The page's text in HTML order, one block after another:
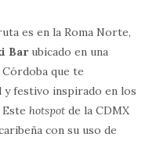
es en la Roma Norte,
Bar ubicado en una
que te
festivo inspirado en los
hotspot de la CDMX
con su uso de